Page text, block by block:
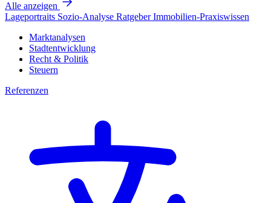
Alle anzeigen
Lageportraits Sozio-Analyse RatgeberImmobilien-Praxiswissen
Marktanalysen
Stadtentwicklung
Recht & Politik
Steuern
Referenzen